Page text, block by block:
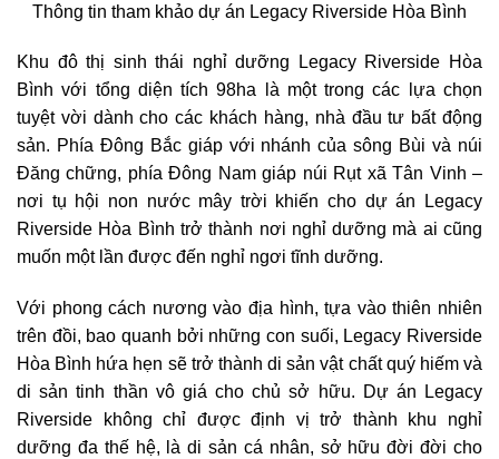
Thông tin tham khảo dự án Legacy Riverside Hòa Bình
Khu đô thị sinh thái nghỉ dưỡng Legacy Riverside Hòa
Bình với tổng diện tích 98ha là một trong các lựa chọn
tuyệt vời dành cho các khách hàng, nhà đầu tư bất động
sản. Phía Đông Bắc giáp với nhánh của sông Bùi và núi
Đăng chững, phía Đông Nam giáp núi Rụt xã Tân Vinh –
nơi tụ hội non nước mây trời khiến cho dự án Legacy
Riverside Hòa Bình trở thành nơi nghỉ dưỡng mà ai cũng
muốn một lần được đến nghỉ ngơi tĩnh dưỡng.
Với phong cách nương vào địa hình, tựa vào thiên nhiên
trên đồi, bao quanh bởi những con suối, Legacy Riverside
Hòa Bình hứa hẹn sẽ trở thành di sản vật chất quý hiếm và
di sản tinh thần vô giá cho chủ sở hữu. Dự án Legacy
Riverside không chỉ được định vị trở thành khu nghỉ
dưỡng đa thế hệ, là di sản cá nhân, sở hữu đời đời cho